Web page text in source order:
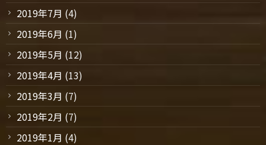
2019年7月 (4)
2019年6月 (1)
2019年5月 (12)
2019年4月 (13)
2019年3月 (7)
2019年2月 (7)
2019年1月 (4)